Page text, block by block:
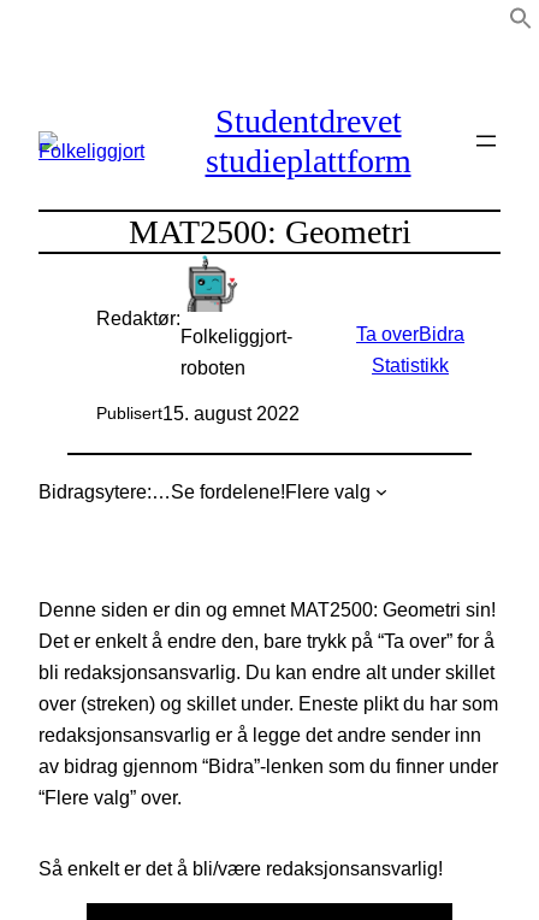
Studentdrevet
studieplattform
MAT2500: Geometri
Redaktør:
Folkeliggjort-
roboten
Publisert15. august 2022
Ta overBidra
Statistikk
Bidragsytere: Se fordelene!Flere valg
Denne siden er din og emnet MAT2500: Geometri sin!
Det er enkelt å endre den, bare trykk på “Ta over” for å
bli redaksjonsansvarlig. Du kan endre alt under skillet
over (streken) og skillet under. Eneste plikt du har som
redaksjonsansvarlig er å legge det andre sender inn
av bidrag gjennom “Bidra”-lenken som du finner under
“Flere valg” over.
Så enkelt er det å bli/være redaksjonsansvarlig!